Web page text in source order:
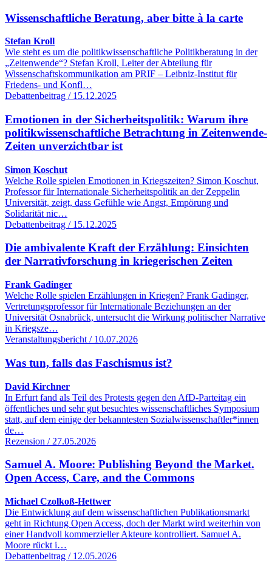
Wissenschaftliche Beratung, aber bitte à la carte
Stefan Kroll
Wie steht es um die politikwissenschaftliche Politikberatung in der
„Zeitenwende“? Stefan Kroll, Leiter der Abteilung für
Wissenschaftskommunikation am PRIF – Leibniz-Institut für
Friedens- und Konfl…
Debattenbeitrag / 15.12.2025
Emotionen in der Sicherheitspolitik: Warum ihre
politikwissenschaftliche Betrachtung in Zeitenwende-
Zeiten unverzichtbar ist
Simon Koschut
Welche Rolle spielen Emotionen in Kriegszeiten? Simon Koschut,
Professor für Internationale Sicherheitspolitik an der Zeppelin
Universität, zeigt, dass Gefühle wie Angst, Empörung und
Solidarität nic…
Debattenbeitrag / 15.12.2025
Die ambivalente Kraft der Erzählung: Einsichten
der Narrativforschung in kriegerischen Zeiten
Frank Gadinger
Welche Rolle spielen Erzählungen in Kriegen? Frank Gadinger,
Vertretungsprofessor für Internationale Beziehungen an der
Universität Osnabrück, untersucht die Wirkung politischer Narrative
in Kriegsze…
Veranstaltungsbericht / 10.07.2026
Was tun, falls das Faschismus ist?
David Kirchner
In Erfurt fand als Teil des Protests gegen den AfD-Parteitag ein
öffentliches und sehr gut besuchtes wissenschaftliches Symposium
statt, auf dem einige der bekanntesten Sozialwissenschaftler*innen
de…
Rezension / 27.05.2026
Samuel A. Moore: Publishing Beyond the Market.
Open Access, Care, and the Commons
Michael Czolkoß-Hettwer
Die Entwicklung auf dem wissenschaftlichen Publikationsmarkt
geht in Richtung Open Access, doch der Markt wird weiterhin von
einer Handvoll kommerzieller Akteure kontrolliert. Samuel A.
Moore rückt i…
Debattenbeitrag / 12.05.2026